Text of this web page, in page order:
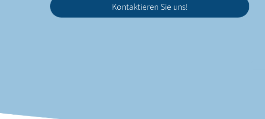
Kontaktieren Sie uns!